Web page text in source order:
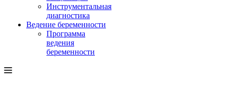
Инструментальная
диагностика
Ведение беременности
Программа
ведения
беременности